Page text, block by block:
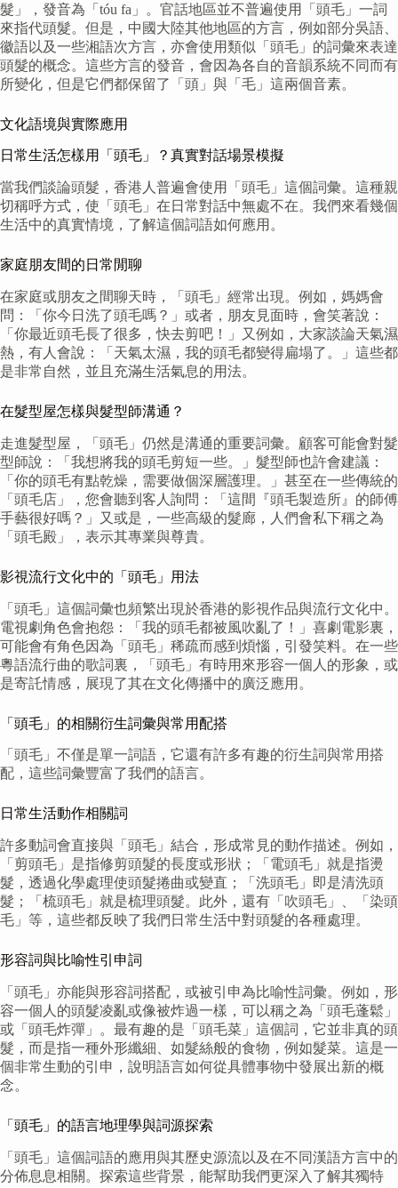
髮」，發音為「tóu fa」。官話地區並不普遍使用「頭毛」一詞
來指代頭髮。但是，中國大陸其他地區的方言，例如部分吳語、
徽語以及一些湘語次方言，亦會使用類似「頭毛」的詞彙來表達
頭髮的概念。這些方言的發音，會因為各自的音韻系統不同而有
所變化，但是它們都保留了「頭」與「毛」這兩個音素。
文化語境與實際應用
日常生活怎樣用「頭毛」？真實對話場景模擬
當我們談論頭髮，香港人普遍會使用「頭毛」這個詞彙。這種親
切稱呼方式，使「頭毛」在日常對話中無處不在。我們來看幾個
生活中的真實情境，了解這個詞語如何應用。
家庭朋友間的日常閒聊
在家庭或朋友之間聊天時，「頭毛」經常出現。例如，媽媽會
問：「你今日洗了頭毛嗎？」或者，朋友見面時，會笑著說：
「你最近頭毛長了很多，快去剪吧！」又例如，大家談論天氣濕
熱，有人會說：「天氣太濕，我的頭毛都變得扁塌了。」這些都
是非常自然，並且充滿生活氣息的用法。
在髮型屋怎樣與髮型師溝通？
走進髮型屋，「頭毛」仍然是溝通的重要詞彙。顧客可能會對髮
型師說：「我想將我的頭毛剪短一些。」髮型師也許會建議：
「你的頭毛有點乾燥，需要做個深層護理。」甚至在一些傳統的
「頭毛店」，您會聽到客人詢問：「這間『頭毛製造所』的師傅
手藝很好嗎？」又或是，一些高級的髮廊，人們會私下稱之為
「頭毛殿」，表示其專業與尊貴。
影視流行文化中的「頭毛」用法
「頭毛」這個詞彙也頻繁出現於香港的影視作品與流行文化中。
電視劇角色會抱怨：「我的頭毛都被風吹亂了！」喜劇電影裏，
可能會有角色因為「頭毛」稀疏而感到煩惱，引發笑料。在一些
粵語流行曲的歌詞裏，「頭毛」有時用來形容一個人的形象，或
是寄託情感，展現了其在文化傳播中的廣泛應用。
「頭毛」的相關衍生詞彙與常用配搭
「頭毛」不僅是單一詞語，它還有許多有趣的衍生詞與常用搭
配，這些詞彙豐富了我們的語言。
日常生活動作相關詞
許多動詞會直接與「頭毛」結合，形成常見的動作描述。例如，
「剪頭毛」是指修剪頭髮的長度或形狀；「電頭毛」就是指燙
髮，透過化學處理使頭髮捲曲或變直；「洗頭毛」即是清洗頭
髮；「梳頭毛」就是梳理頭髮。此外，還有「吹頭毛」、「染頭
毛」等，這些都反映了我們日常生活中對頭髮的各種處理。
形容詞與比喻性引申詞
「頭毛」亦能與形容詞搭配，或被引申為比喻性詞彙。例如，形
容一個人的頭髮凌亂或像被炸過一樣，可以稱之為「頭毛蓬鬆」
或「頭毛炸彈」。最有趣的是「頭毛菜」這個詞，它並非真的頭
髮，而是指一種外形纖細、如髮絲般的食物，例如髮菜。這是一
個非常生動的引申，說明語言如何從具體事物中發展出新的概
念。
「頭毛」的語言地理學與詞源探索
「頭毛」這個詞語的應用與其歷史源流以及在不同漢語方言中的
分佈息息相關。探索這些背景，能幫助我們更深入了解其獨特